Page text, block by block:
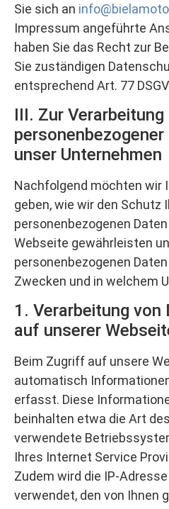
Sie sich an
Impressum angeführte
haben Sie das Recht zur
Sie zuständigen
entsprechend Art. 77
III. Zur Verarbeitung
unser Unternehmen
Nachfolgend möchten wir
geben, wie wir den Schutz
personenbezogenen
Webseite gewährleisten
personenbezogenen
Zwecken und in welchem
1. Verarbeitung
auf unserer
Beim Zugriff auf unsere
automatisch
erfasst. Diese
beinhalten etwa die Art
verwendete
Ihres Internet Service
Zudem wird die IP-
verwendet, den von Ihnen